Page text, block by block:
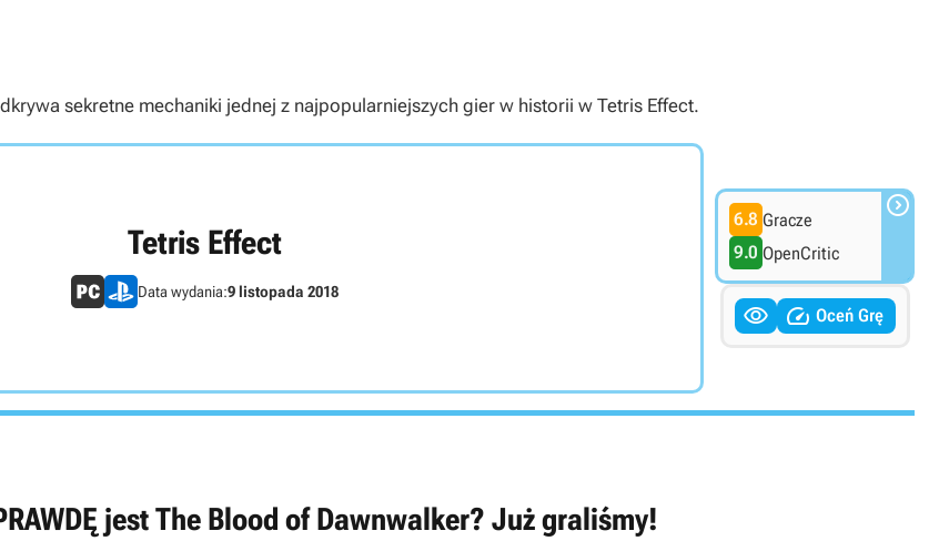
sekretne mechaniki jednej z najpopularniejszych gier w historii w Tetris Effect.
Tetris Effect
Data wydania:9 listopada 2018
6.8 Gracze
9.0 OpenCritic

  Oceń Grę
jest The Blood of Dawnwalker? Już graliśmy!